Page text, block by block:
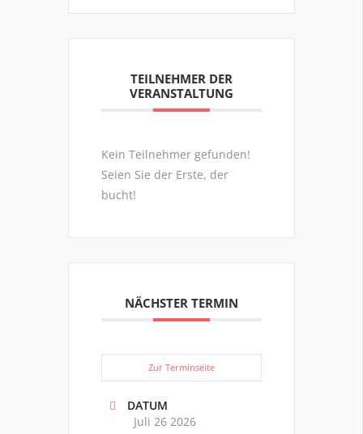
TEILNEHMER DER
VERANSTALTUNG
Kein Teilnehmer gefunden!
Seien Sie der Erste, der
bucht!
NÄCHSTER TERMIN
Zur Terminseite
DATUM
Juli 26 2026